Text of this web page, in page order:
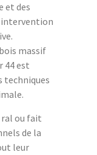
et des
massif
44 est
techniques
ral ou fait
de la
leur